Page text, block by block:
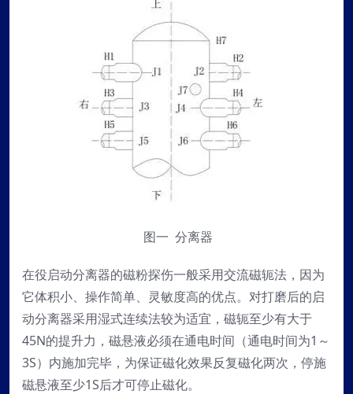
图一 分离器
在役启动分离器的磁粉探伤一般采用交流磁轭法，因为
它体积小、操作简单、灵敏度高的优点。对打磨后的启
动分离器采用湿式连续法较为适宜，磁轭至少有大于
45N的提升力，磁悬液必须在通电时间（通电时间为1～
3S）内施加完毕，为保证磁化效果反复磁化两次，停施
磁悬液至少1S后才可停止磁化。